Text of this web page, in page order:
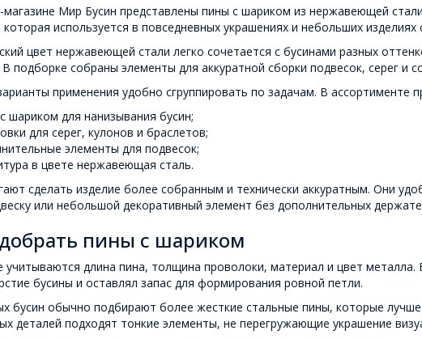
магазине Мир Бусин представлены пины с шариком из нержавеющей
используется в повседневных украшениях и небольших изделиях
цвет нержавеющей стали легко сочетается с бусинами разных
подборке собраны элементы для аккуратной сборки подвесок, серег и
применения удобно сгруппировать по задачам. В ассортименте
шариком для нанизывания бусин;
для серег, кулонов и браслетов;
элементы для подвесок;
в цвете нержавеющая сталь.
сделать изделие более собранным и технически аккуратным. Они
или небольшой декоративный элемент без дополнительных
пины с шариком
учитываются длина пина, толщина проволоки, материал и цвет
бусины и оставлял запас для формирования ровной петли.
бусин обычно подбирают более жесткие стальные пины, которые
деталей подходят тонкие элементы, не перегружающие украшение